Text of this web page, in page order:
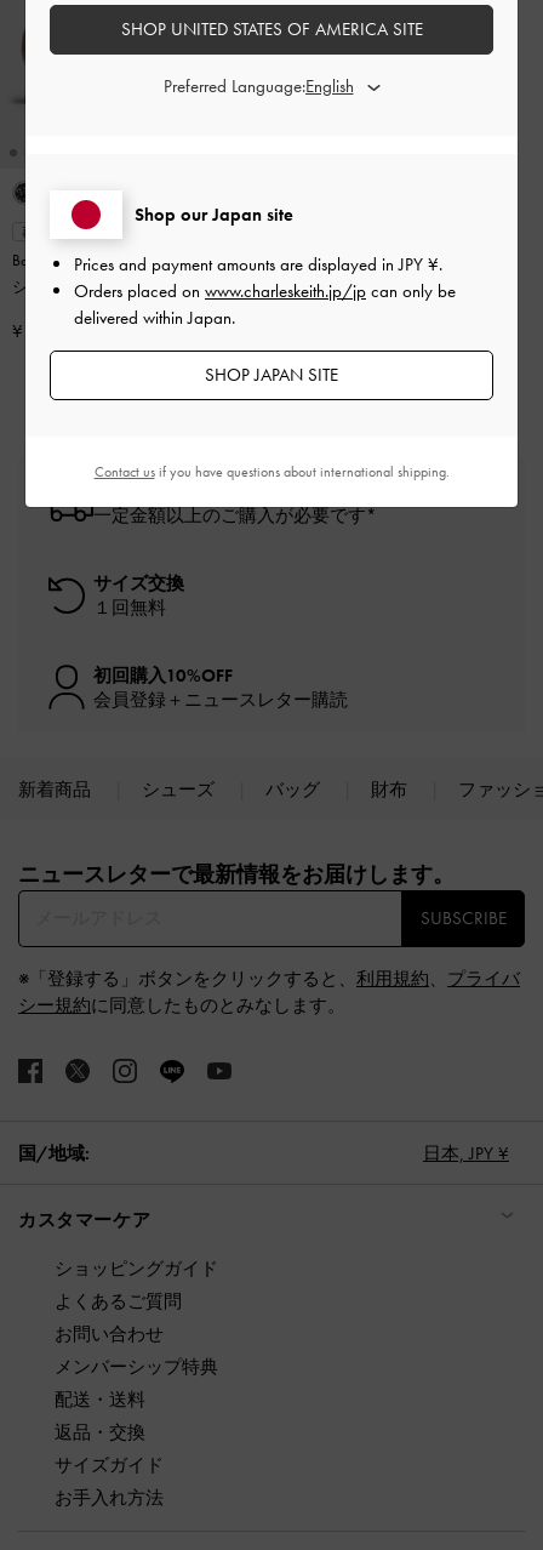
再入荷
Barbara バーバラ パールエンベリ
シュッドボウバレエパンプス-レ
¥ 9,900
一定金額以上のご購入が必要です*
サイズ交換
１回無料
初回購入10%OFF
会員登録＋ニュースレター購読
新着商品 シューズ バッグ 財布 ファッシ
ニュースレターで最新情報をお届けします。​
SUBSCRIBE
※「登録する」ボタンをクリックすると、 利用規約、 プライバ
シー規約に同意したものとみなします。
国/地域: 日本, JPY ¥
カスタマーケア
ショッピングガイド
よくあるご質問
お問い合わせ
メンバーシップ特典
配送・送料
返品・交換
サイズガイド
お手入れ方法
Shop our Japan site
Prices and payment amounts are displayed inJPY ¥.
Orders placed on www.charleskeith.jp/jp can only be
delivered within Japan.
SHOP JAPAN SITE
SHOP UNITED STATES OF AMERICA SITE
Preferred Language:
Contact usif you have questions about international shipping.